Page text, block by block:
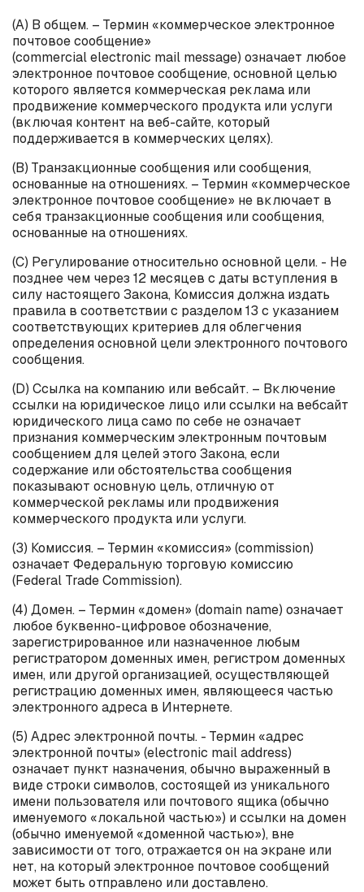
(А) В общем. – Термин «коммерческое электронное
почтовое сообщение»
(commercialelectronic mail message) означает любое
электронное почтовое сообщение, основной целью
которого является коммерческая реклама или
продвижение коммерческого продукта или услуги
(включая контент на веб-сайте, который
поддерживается в коммерческих целях).
(B) Транзакционные сообщения или сообщения,
основанные на отношениях. – Термин «коммерческое
электронное почтовое сообщение» не включает в
себя транзакционные сообщения или сообщения,
основанные на отношениях.
(C) Регулирование относительно основной цели. - Не
позднее чем через 12 месяцев с даты вступления в
силу настоящего Закона, Комиссия должна издать
правила в соответствии с разделом 13 с указанием
соответствующих критериев для облегчения
определения основной цели электронного почтового
сообщения.
(D) Ссылка на компанию или вебсайт. – Включение
ссылки на юридическое лицо или ссылки на вебсайт
юридического лица само по себе не означает
признания коммерческим электронным почтовым
сообщением для целей этого Закона, если
содержание или обстоятельства сообщения
показывают основную цель, отличную от
коммерческой рекламы или продвижения
коммерческого продукта или услуги.
(3) Комиссия. – Термин «комиссия» (commission)
означает Федеральную торговую комиссию
(Federal TradeCommission).
(4) Домен. – Термин «домен» (domain name) означает
любое буквенно-цифровое обозначение,
зарегистрированное или назначенное любым
регистратором доменных имен, регистром доменных
имен, или другой организацией, осуществляющей
регистрацию доменных имен, являющееся частью
электронного адреса в Интернете.
(5) Адрес электронной почты. - Термин «адрес
электронной почты» (electronic mailaddress)
означает пункт назначения, обычно выраженный в
виде строки символов, состоящей из уникального
имени пользователя или почтового ящика (обычно
именуемого «локальной частью») и ссылки на домен
(обычно именуемой «доменной частью»), вне
зависимости от того, отражается он на экране или
нет, на который электронное почтовое сообщений
может быть отправлено или доставлено.